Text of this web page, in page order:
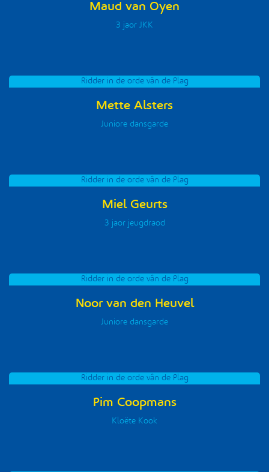
Maud van Oyen
3 jaor JKK
Ridder in de orde vân de Plag
Mette Alsters
Juniore dansgarde
Ridder in de orde vân de Plag
Miel Geurts
3 jaor jeugdraod
Ridder in de orde vân de Plag
Noor van den Heuvel
Juniore dansgarde
Ridder in de orde vân de Plag
Pim Coopmans
Kloëte Kook